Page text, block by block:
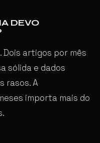
DEVO
artigos por mês
sólida e dados
rasos. A
importa mais do